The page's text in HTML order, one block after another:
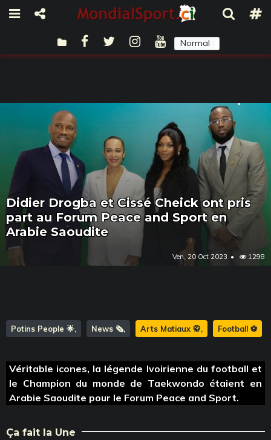
Normal
Didier Drogba et Cissé Cheick ont pris
part au Forum Peace and Sport en
Arabie Saoudite
Ven, 20 Oct 2023 1298
Potins People 🌟 News 🗞️ Arts Matiaux 🥋 Football ⚽️
Véritable icones, la légende Ivoirienne du football et
le Champion du monde de Taekwondo étaient en
Arabie Saoudite pour le Forum Peace and Sport.
Ça fait la Une